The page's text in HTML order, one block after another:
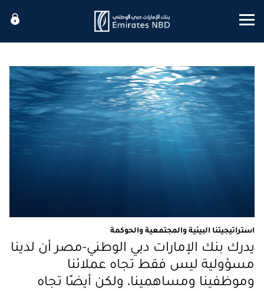
Mobile menu
استراتيجيتنا البيئية والمجتمعية والحوكمة
يدرك بنك الإمارات دبي الوطني-مصر أن لدينا
مسؤولية ليس فقط تجاه عملائنا
وموظفينا ومساهمينا، ولكن أيضًا تجاه